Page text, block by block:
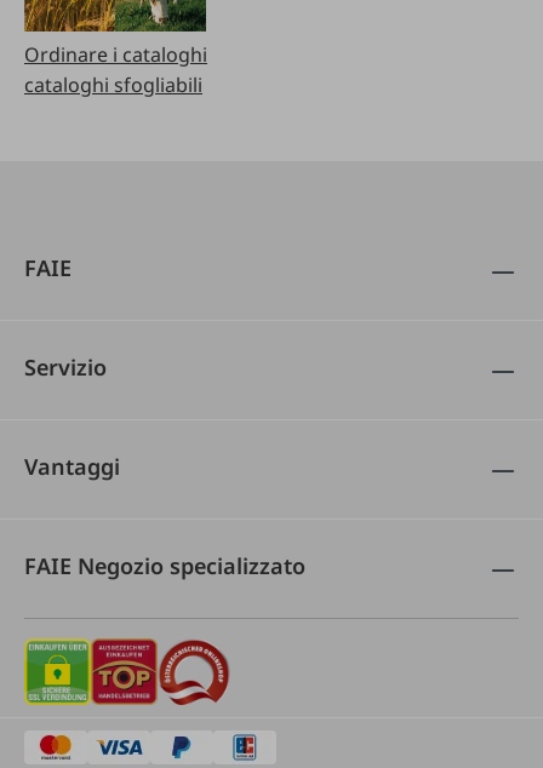
Ordinare i cataloghi
cataloghi sfogliabili
FAIE
Servizio
Vantaggi
FAIE Negozio specializzato